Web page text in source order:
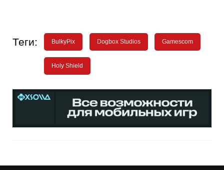
Теги: BulkyPix Dogbox Studios Gamescom
Holy Shield